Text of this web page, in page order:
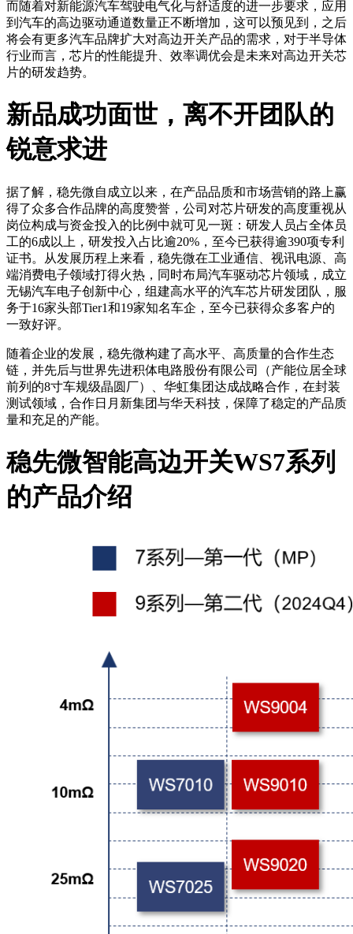
而随着对新能源汽车驾驶电气化与舒适度的进一步要求，应用
到汽车的高边驱动通道数量正不断增加，这可以预见到，之后
将会有更多汽车品牌扩大对高边开关产品的需求，对于半导体
行业而言，芯片的性能提升、效率调优会是未来对高边开关芯
片的研发趋势。
新品成功面世，离不开团队的
锐意求进
据了解，稳先微自成立以来，在产品品质和市场营销的路上赢
得了众多合作品牌的高度赞誉，公司对芯片研发的高度重视从
岗位构成与资金投入的比例中就可见一斑：研发人员占全体员
工的6成以上，研发投入占比逾20%，至今已获得逾390项专利
证书。从发展历程上来看，稳先微在工业通信、视讯电源、高
端消费电子领域打得火热，同时布局汽车驱动芯片领域，成立
无锡汽车电子创新中心，组建高水平的汽车芯片研发团队，服
务于16家头部Tier1和19家知名车企，至今已获得众多客户的
一致好评。
随着企业的发展，稳先微构建了高水平、高质量的合作生态
链，并先后与世界先进积体电路股份有限公司（产能位居全球
前列的8寸车规级晶圆厂）、华虹集团达成战略合作，在封装
测试领域，合作日月新集团与华天科技，保障了稳定的产品质
量和充足的产能。
稳先微智能高边开关WS7系列
的产品介绍